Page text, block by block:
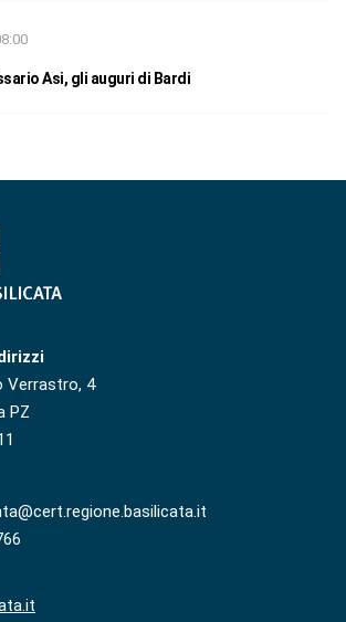
Asi, gli auguri di Bardi
Verrastro, 4
PZ